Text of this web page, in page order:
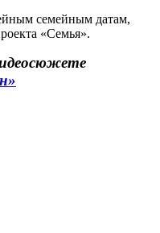
семейным датам,
«Семья».